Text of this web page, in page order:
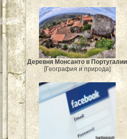
Деревня Монсанто в Португалии
[География и природа]